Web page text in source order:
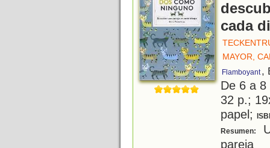
cada
MAYOR,
Flamboyant ,
De 6 a
32 p.;
papel;
Resumen:
pareja